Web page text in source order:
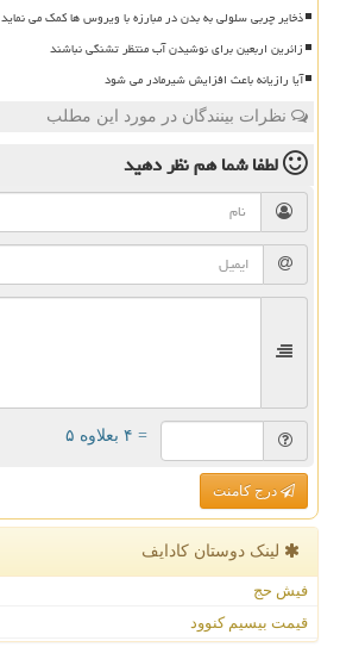
ذخایر چربی سلولی به بدن در مبارزه با ویروس ها کمک می نماید
زائرین اربعین برای نوشیدن آب منتظر تشنگی نباشند
آیا رازیانه باعث افزایش شیرمادر می شود
نظرات بینندگان در مورد این مطلب
لطفا شما همنظر دهید
= ۴ بعلاوه ۵
درج کامنت
لینک دوستان كادایف
فیش حج
قیمت بیسیم کنوود